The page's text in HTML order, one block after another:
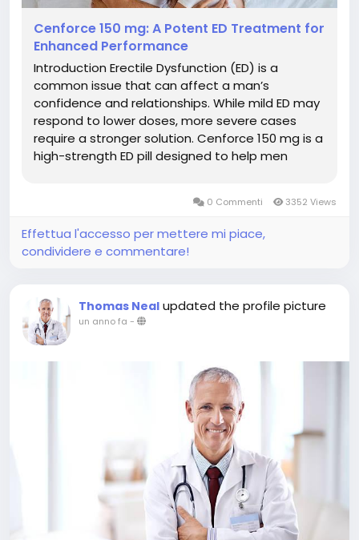
Cenforce 150 mg: A Potent ED Treatment for
Enhanced Performance
Introduction Erectile Dysfunction (ED) is a
common issue that can affect a man’s
confidence and relationships. While mild ED may
respond to lower doses, more severe cases
require a stronger solution. Cenforce 150 mg is a
high-strength ED pill designed to help men
Cenforce 150 mg works, its... 0 Commenti 3352 Views
Effettua l'accesso per mettere mi piace,
condividere e commentare!
Thomas Neal updated the profile picture
un anno fa -